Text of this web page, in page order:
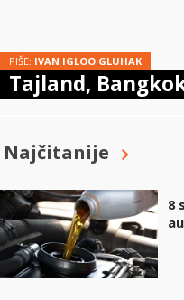
PIŠE: IVAN IGLOO GLUHAK
Tajland,
Najčitanije
8